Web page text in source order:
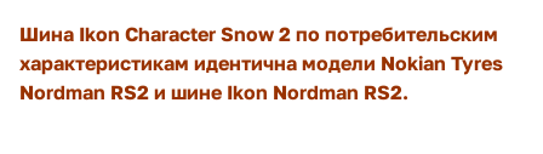
Шина Ikon Character Snow 2 по потребительским
характеристикам идентична модели Nokian Tyres
Nordman RS2 и шине Ikon Nordman RS2.